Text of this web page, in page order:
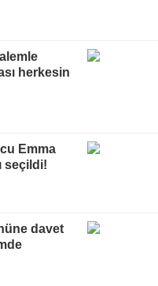
herkesin
Emma
seçildi!
davet